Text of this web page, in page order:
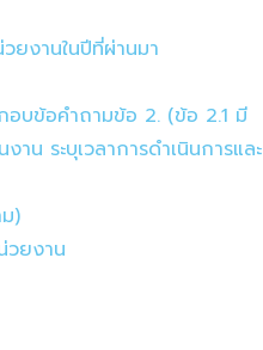
ยงานในปีที่ผ่านมา
อบข้อคำถามข้อ 2. (ข้อ 2.1 มี
น ระบุเวลาการดำเนินการและ
)
วยงาน